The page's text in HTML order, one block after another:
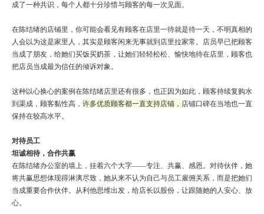
成了一种共识，每个人都十分珍惜与顾客的每一次见面。
在陈结绪的店铺里，你可能会看见有顾客在店里一待就是待一天，不明真相的
人会以为这是家里人，其实是顾客闲来无事就到店里拉家常。店员早已把顾客
当成了朋友，给她们买饭买奶茶，让她们轻轻松松、愉快地待在店里，顾客也
把店员当成最为信任的倾诉对象。
这种以心换心的案例在陈结绪店里还有很多，也正因为如此，顾客持续复购水
到渠成，顾客黏性高， 许多优质顾客都一直支持店铺， 店铺口碑在当地也一直
保持在较高水平。
对待员工
坦诚相待，合作共赢
在陈结绪办公室的墙上，挂着六个大字——专注、共赢、感恩。对待伙伴，她
将共赢思想体现得淋漓尽致，她从来不认为自己与员工雇佣关系，而是把她们
当成重要合作伙伴。从利他思维出发，给店长以股份，让跟随她的人安心、放
心。
在线咨询